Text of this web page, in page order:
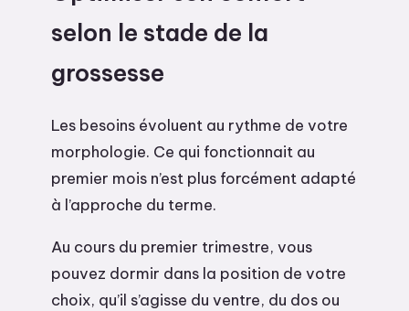
selon le stade de la
grossesse
Les besoins évoluent au rythme de votre
morphologie. Ce qui fonctionnait au
premier mois n’est plus forcément adapté
à l’approche du terme.
Au cours du premier trimestre, vous
pouvez dormir dans la position de votre
choix, qu’il s’agisse du ventre, du dos ou